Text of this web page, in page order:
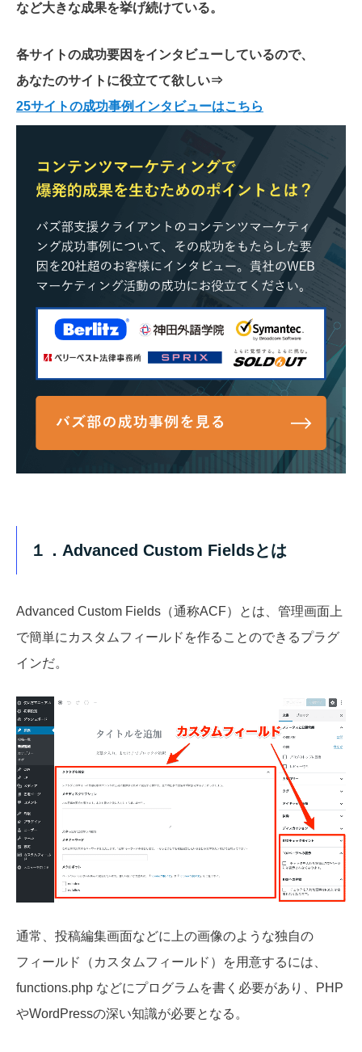
など大きな成果を挙げ続けている。
各サイトの成功要因をインタビューしているので、
あなたのサイトに役立てて欲しい⇒
25サイトの成功事例インタビューはこちら
１．Advanced Custom Fieldsとは
Advanced Custom Fields（通称ACF）とは、管理画面上
で簡単にカスタムフィールドを作ることのできるプラグ
インだ。
通常、投稿編集画面などに上の画像のような独自の
フィールド（カスタムフィールド）を用意するには、
functions.php などにプログラムを書く必要があり、PHP
やWordPressの深い知識が必要となる。